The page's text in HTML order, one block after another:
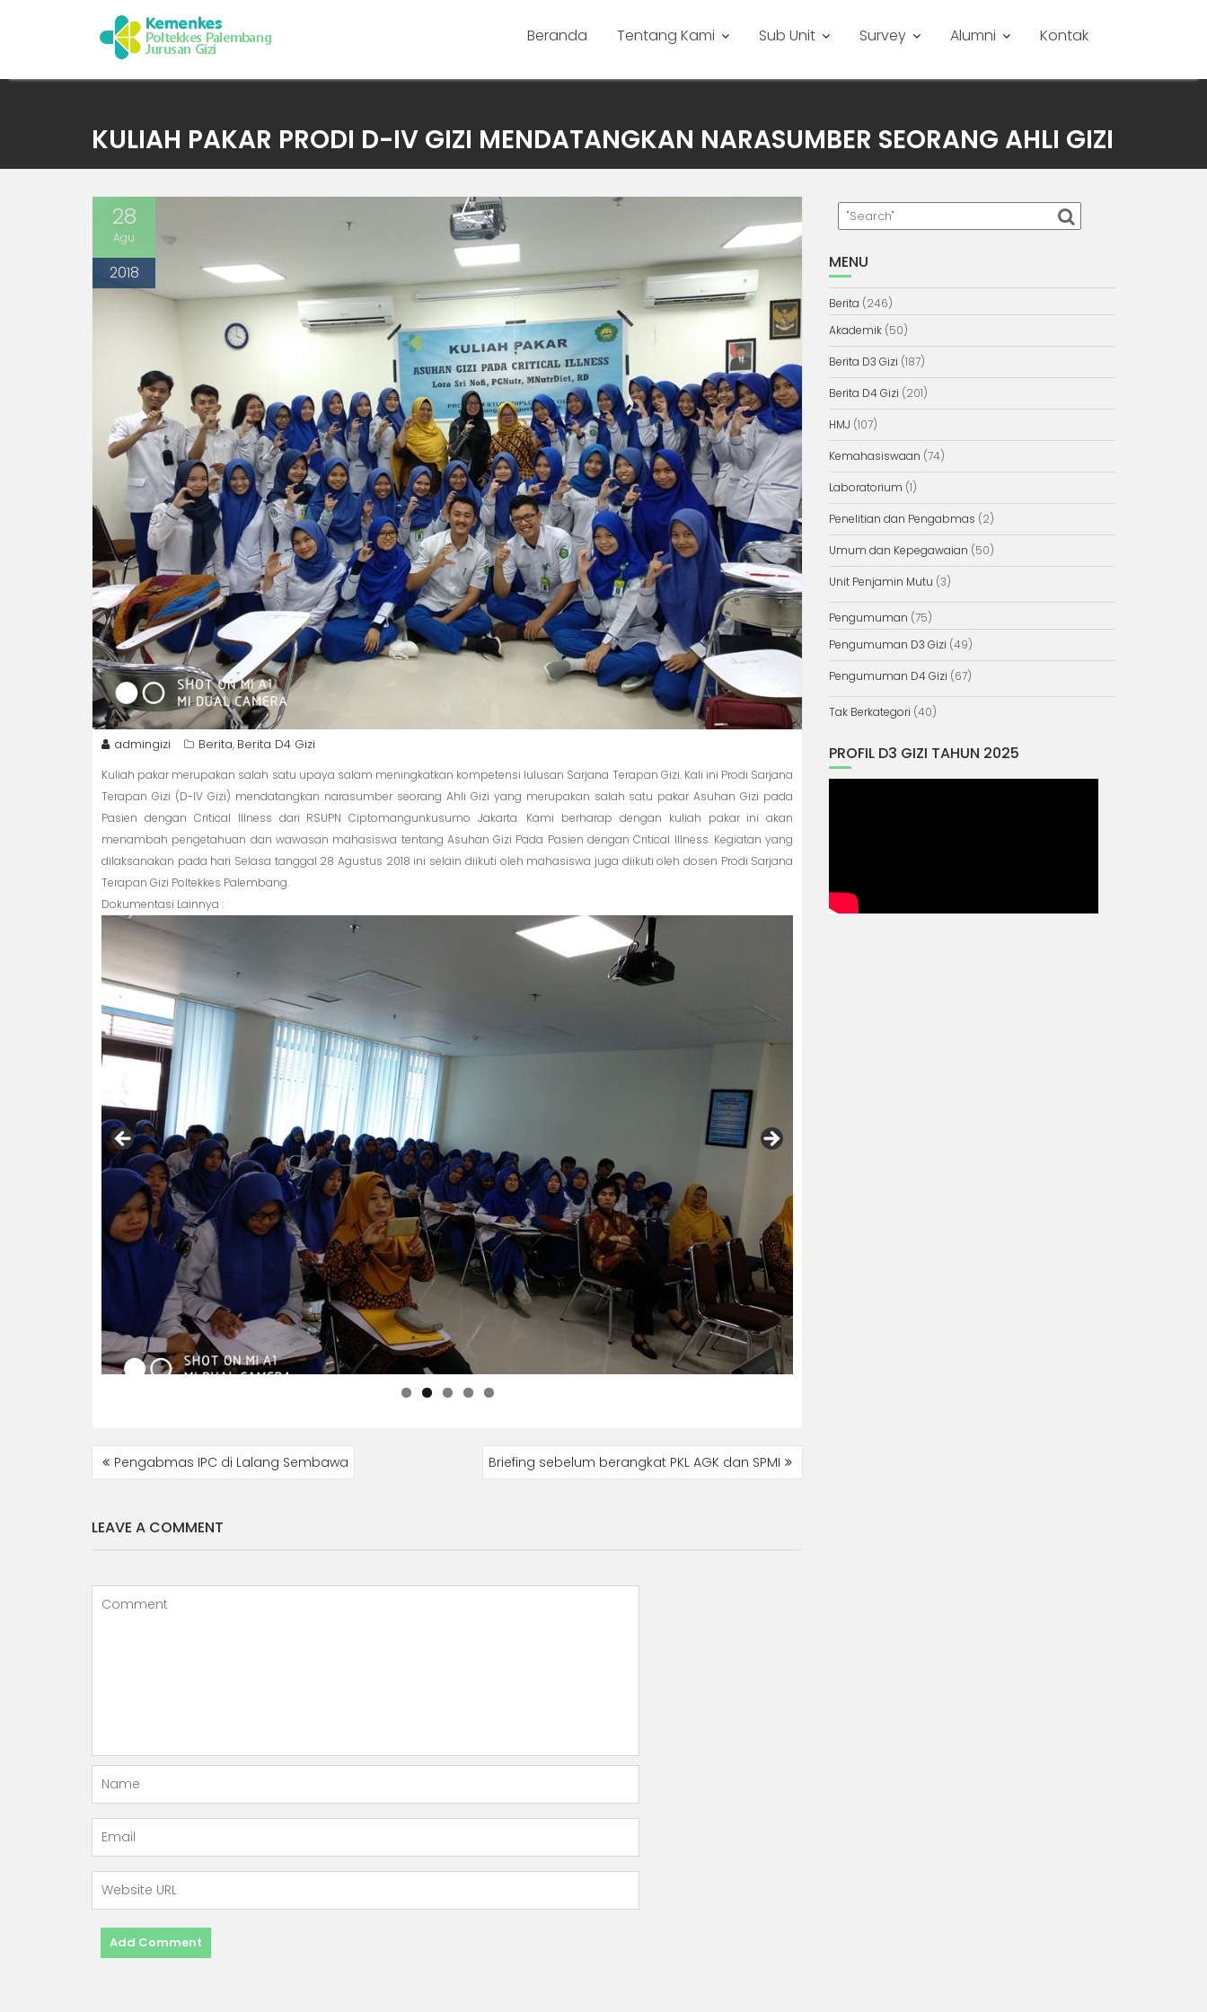
Beranda Tentang Kami Sub Unit Survey Alumni Kontak
KULIAH PAKAR PRODI D-IV GIZI MENDATANGKAN NARASUMBER SEORANG AHLI GIZI
28
Agu
2018
admingizi Berita, Berita D4 Gizi
Kuliah pakar merupakan salah satu upaya salam meningkatkan kompetensi lulusan Sarjana Terapan Gizi. Kali ini Prodi Sarjana
Terapan Gizi (D-IV Gizi) mendatangkan narasumber seorang Ahli Gizi yang merupakan salah satu pakar Asuhan Gizi pada
Pasien dengan Critical Illness dari RSUPN Ciptomangunkusumo Jakarta. Kami berharap dengan kuliah pakar ini akan
menambah pengetahuan dan wawasan mahasiswa tentang Asuhan Gizi Pada Pasien dengan Critical Illness. Kegiatan yang
dilaksanakan pada hari Selasa tanggal 28 Agustus 2018 ini selain diikuti oleh mahasiswa juga diikuti oleh dosen Prodi Sarjana
Terapan Gizi Poltekkes Palembang.
Dokumentasi Lainnya :
NAVIGASI
POSPengabmas IPC di Lalang Sembawa Briefing sebelum berangkat PKL AGK dan SPMI
LEAVE A COMMENT
MENU
Berita (246)
Akademik(50)
Berita D3 Gizi (187)
Berita D4 Gizi (201)
HMJ (107)
Kemahasiswaan (74)
Laboratorium (1)
Penelitian dan Pengabmas (2)
Umum dan Kepegawaian (50)
Unit Penjamin Mutu (3)
Pengumuman (75)
Pengumuman D3 Gizi (49)
Pengumuman D4 Gizi (67)
Tak Berkategori (40)
PROFIL D3 GIZI TAHUN 2025